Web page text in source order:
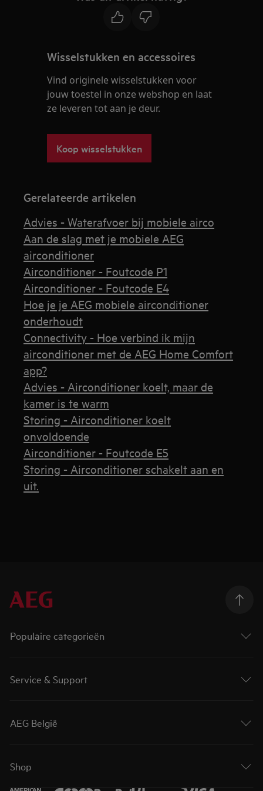
Wisselstukken en accessoires
Vind originele wisselstukken voor
jouw toestel in onze webshop en laat
ze leveren tot aan je deur.
Koop wisselstukken
Gerelateerde artikelen
Advies - Waterafvoer bij mobiele airco
Aan de slag met je mobiele AEG
airconditioner
Airconditioner - Foutcode P1
Airconditioner - Foutcode E4
Hoe je je AEG mobiele airconditioner
onderhoudt
Connectivity - Hoe verbind ik mijn
airconditioner met de AEG Home Comfort
app?
Advies - Airconditioner koelt, maar de
kamer is te warm
Storing - Airconditioner koelt
onvoldoende
Airconditioner - Foutcode E5
Storing - Airconditioner schakelt aan en
uit.
Populaire categorieën
Service & Support
AEG België
Shop